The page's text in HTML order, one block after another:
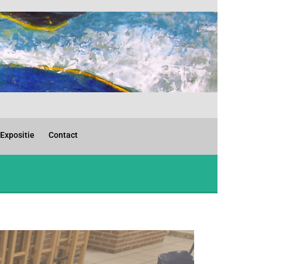
Expositie Contact